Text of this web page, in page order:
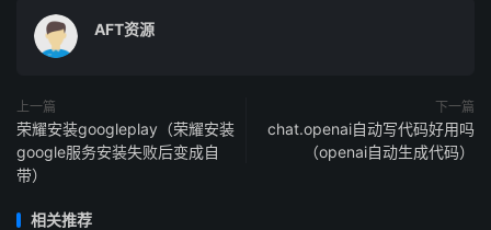
AFT资源
上一篇
荣耀安装googleplay（荣耀安装
google服务安装失败后变成自
带）
下一篇
chat.openai自动写代码好用吗
（openai自动生成代码）
相关推荐